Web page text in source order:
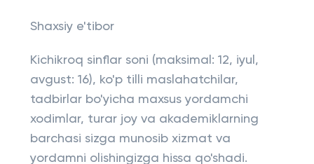
Shaxsiy e'tibor
Kichikroq sinflar soni (maksimal: 12, iyul,
avgust: 16), ko'p tilli maslahatchilar,
tadbirlar bo'yicha maxsus yordamchi
xodimlar, turar joy va akademiklarning
barchasi sizga munosib xizmat va
yordamni olishingizga hissa qo'shadi.